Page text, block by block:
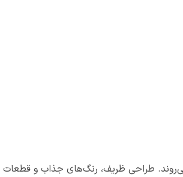
طراحی ظریف، رنگ‌های جذاب و قطعات